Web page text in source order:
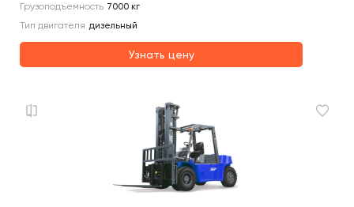
Грузоподъемность 7000 кг
Тип двигателя дизельный
Узнать цену